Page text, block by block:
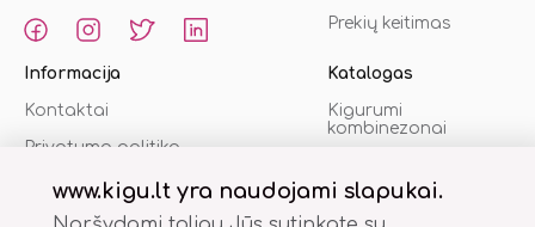
Prekių keitimas
Informacija
Kontaktai
Privatumo politika
Pirkimo sąlygos
Katalogas
Kigurumi
kombinezonai
Chalatai
www.kigu.lt yra naudojami slapukai.